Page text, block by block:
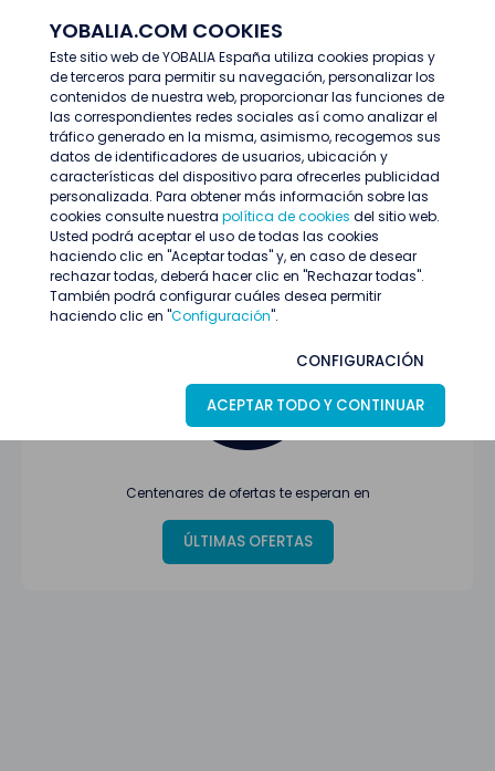
YOBALIA.COM COOKIES
Este sitio web de YOBALIA España utiliza cookies propias y
de terceros para permitir su navegación, personalizar los
contenidos de nuestra web, proporcionar las funciones de
las correspondientes redes sociales así como analizar el
tráfico generado en la misma, asimismo, recogemos sus
datos de identificadores de usuarios, ubicación y
características del dispositivo para ofrecerles publicidad
personalizada. Para obtener más información sobre las
cookies consulte nuestra política de cookies del sitio web.
Usted podrá aceptar el uso de todas las cookies
haciendo clic en "Aceptar todas" y, en caso de desear
rechazar todas, deberá hacer clic en "Rechazar todas".
También podrá configurar cuáles desea permitir
haciendo clic en "Configuración".
CONFIGURACIÓN
ACEPTAR TODO Y CONTINUAR
Últimas ofertas
Oferta no encontrada o ha finalizado su
proceso de selección
Centenares de ofertas te esperan en
ÚLTIMAS OFERTAS